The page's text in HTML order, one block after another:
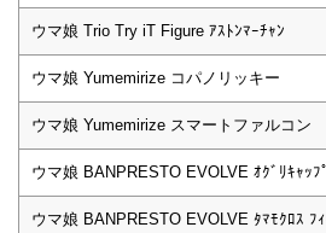
ウマ娘 Trio Try iT Figure ｱｽﾄﾝﾏｰﾁｬﾝ
ウマ娘 Yumemirize コパノリッキー
ウマ娘 Yumemirize スマートファルコン
ウマ娘 BANPRESTO EVOLVE ｵｸﾞﾘｷｬｯﾌ
ウマ娘 BANPRESTO EVOLVE ﾀﾏﾓｸﾛｽ ﾌ